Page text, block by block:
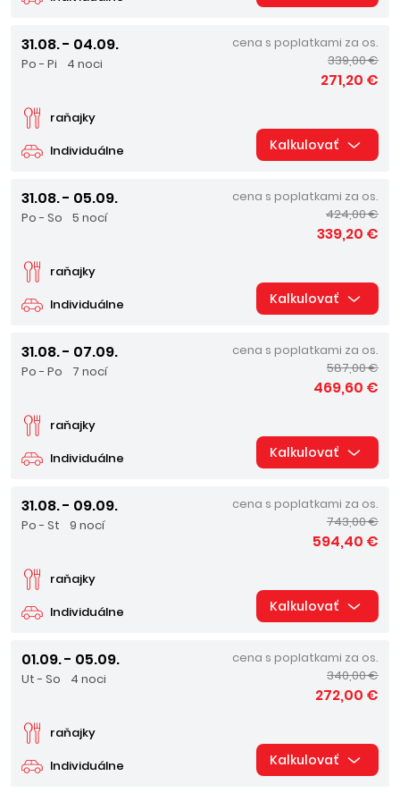
31.08. - 04.09.
Po - Pi 4 noci
Individuálne
raňajky
cena s poplatkami za os.
339,00 €
271,20 €
Kalkulovať
31.08. - 05.09.
Po - So 5 nocí
Individuálne
raňajky
cena s poplatkami za os.
424,00 €
339,20 €
Kalkulovať
31.08. - 07.09.
Po - Po 7 nocí
Individuálne
raňajky
cena s poplatkami za os.
587,00 €
469,60 €
Kalkulovať
31.08. - 09.09.
Po - St 9 nocí
Individuálne
raňajky
cena s poplatkami za os.
743,00 €
594,40 €
Kalkulovať
01.09. - 05.09.
Ut - So 4 noci
Individuálne
raňajky
cena s poplatkami za os.
340,00 €
272,00 €
Kalkulovať